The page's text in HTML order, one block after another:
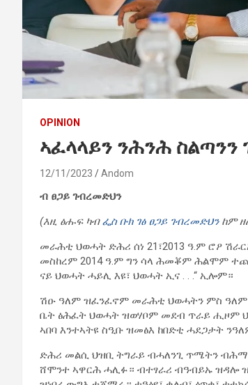
OPINION
ኣፈላላይን ንሕንሕ
12/11/2023 Andom
ብ ፀጋይ ገብረመድህን
(እዚ ፅሑፍ ካብፌስ ቡክ ገፅ ፀጋይ ገብረመድህንከም
መራሕቲ ህወሓት ድሕሪ ሰነ 21፣2013 ዓ.ም ሮዖ
መስከረም 2014 ዓ.ም ግን ሳላ ሕመቖም ሕልሞም
ናይ ህወሓት ሓይሊ እዩ፣ ህወሓት ኢና . . .“ ኢሎም።
ሽዑ ዓለም ዝፈንፈኖም መራሕቲ ህወሓትን ምስ ዓለም
ቤት ፅሕፈት ህወሓት ዝወሃቦም መደብ ጥራይ ሒዞም
ኣበባ እንተኣትዩ ስዒቡ ዝመፅእ ከበድቲ ሓደጋታት
ድሕሪ መልሲ ህዝቢ ትግራይ ብሓለንጊ ጥሜትን
ሸሞንተ ኣዋርሕ ሓሊፉ። ብተፃራሪ ብዓብይኡ ዝዳሎ